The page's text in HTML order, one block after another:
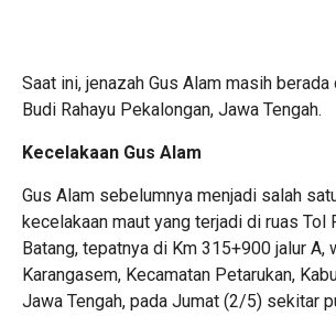
Saat ini, jenazah Gus Alam masih berada
Budi Rahayu Pekalongan, Jawa Tengah.
Kecelakaan Gus Alam
Gus Alam sebelumnya menjadi salah
kecelakaan maut yang terjadi di ruas Tol
Batang, tepatnya di Km 315+900 jalur A,
Karangasem, Kecamatan Petarukan,
Jawa Tengah, pada Jumat (2/5) sekitar